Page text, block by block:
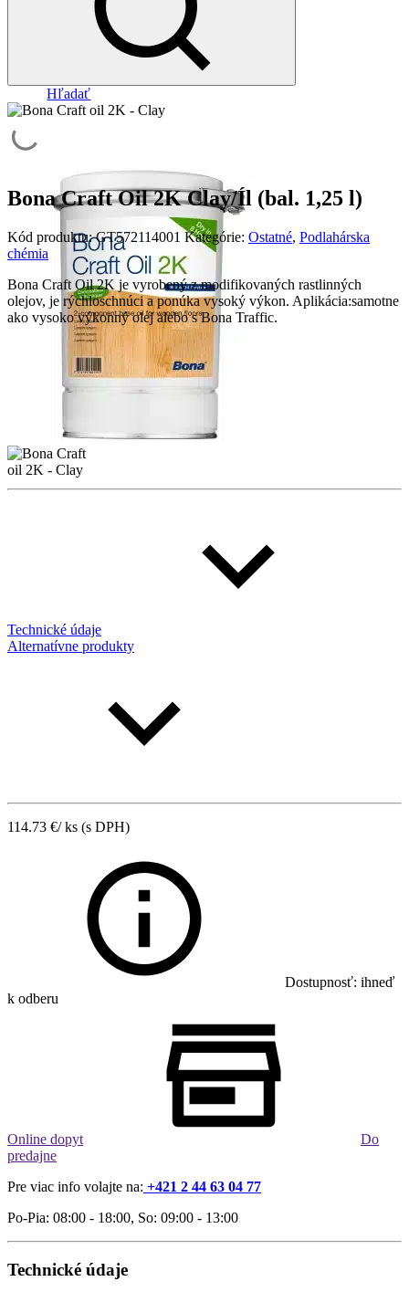
Hľadať
Bona Craft Oil 2K Clay/Íl (bal. 1,25 l)
Kód produktu:GT572114001 Kategórie: Ostatné, Podlahárska
chémia
Bona Craft Oil 2K je vyrobený z modifikovaných rastlinných
olejov, je rýchloschnúci a ponúka vysoký výkon. Aplikácia:samotne
ako vysoko výkonný olej alebo s Bona Traffic.
Technické údaje
Alternatívne produkty
114.73 €/ ks (s DPH)
Dostupnosť: ihneď
k odberu
Online dopyt
Do
predajne
Pre viac info volajte na: +421 2 44 63 04 77
Po-Pia: 08:00 - 18:00, So: 09:00 - 13:00
Technické údaje